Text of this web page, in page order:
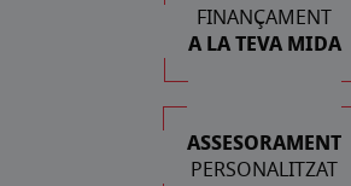
FINANÇAMENT
A LA TEVA MIDA
ASSESORAMENT
PERSONALITZAT